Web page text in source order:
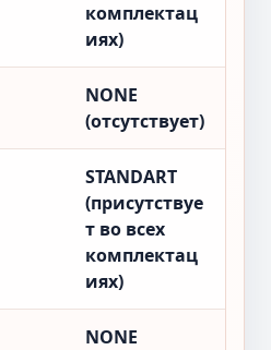
комплектац
иях)
NONE
(отсутствует)
STANDART
(присутствуе
т во всех
комплектац
иях)
NONE